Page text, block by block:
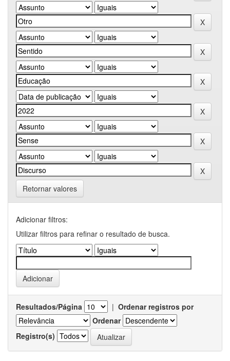
Retornar valores
Adicionar filtros:
Utilizar filtros para refinar o resultado de busca.
Resultados/Página | Ordenar registros por
Ordenar
Registro(s)